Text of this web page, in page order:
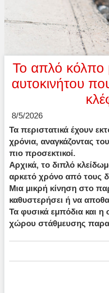
Το απλό κόλπο
αυτοκινήτου
8/5/2026
Τα περιστατικά έχουν
χρόνια, αναγκάζοντας
πιο προσεκτικοί.
Αρχικά, το διπλό
αρκετό χρόνο από τους
Μια μικρή κίνηση στο
καθυστερήσει ή να
Τα φυσικά εμπόδια και
χώρου στάθμευσης